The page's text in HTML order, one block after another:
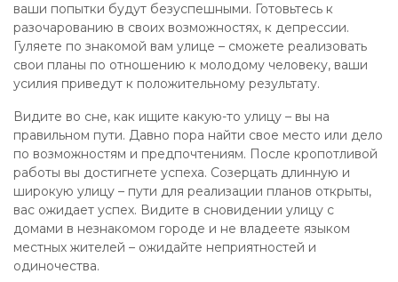
ваши попытки будут безуспешными. Готовьтесь к
разочарованию в своих возможностях, к депрессии.
Гуляете по знакомой вам улице – сможете реализовать
свои планы по отношению к молодому человеку, ваши
усилия приведут к положительному результату.
Видите во сне, как ищите какую-то улицу – вы на
правильном пути. Давно пора найти свое место или дело
по возможностям и предпочтениям. После кропотливой
работы вы достигнете успеха. Созерцать длинную и
широкую улицу – пути для реализации планов открыты,
вас ожидает успех. Видите в сновидении улицу с
домами в незнакомом городе и не владеете языком
местных жителей – ожидайте неприятностей и
одиночества.